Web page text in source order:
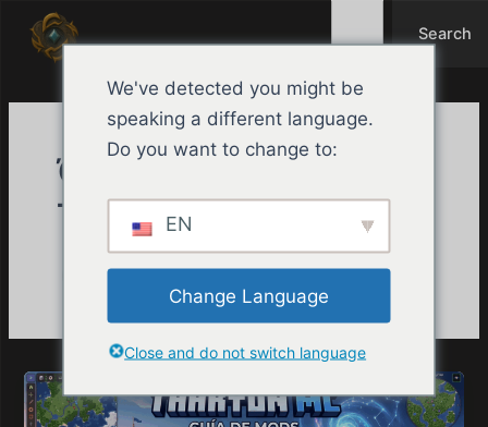
Μετάβαση
περιεχόμενο
Search
Όνομα Συγγραφέα
Tharyon
We've detected you might be
speaking a different language.
Do you want to change to:
EN
Change Language
Close and do not switch language